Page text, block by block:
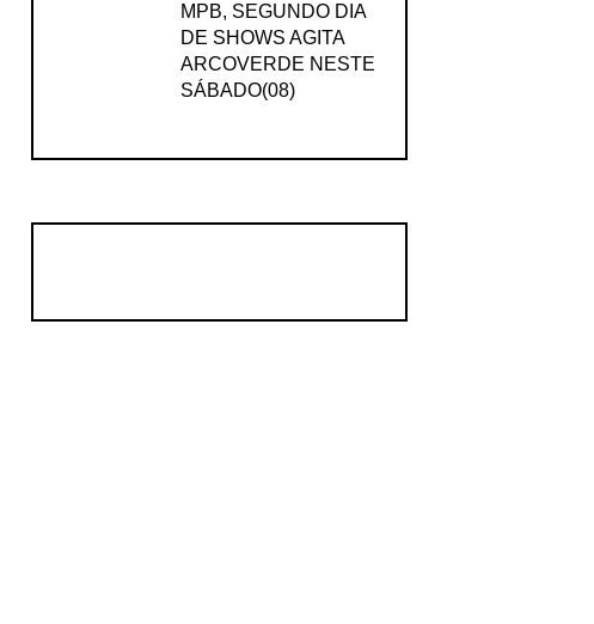
MPB, SEGUNDO DIA
DE SHOWS AGITA
ARCOVERDE NESTE
SÁBADO(08)